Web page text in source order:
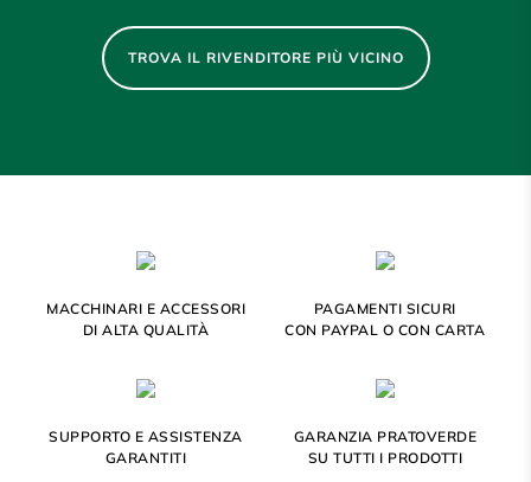
TROVA IL RIVENDITORE PIÙ VICINO
MACCHINARI E ACCESSORI
DI ALTA QUALITÀ
PAGAMENTI SICURI
CON PAYPAL O CON CARTA
SUPPORTO E ASSISTENZA
GARANTITI
GARANZIA PRATOVERDE
SU TUTTI I PRODOTTI